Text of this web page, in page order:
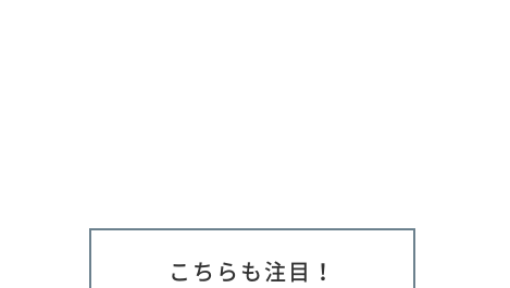
こちらも注目！